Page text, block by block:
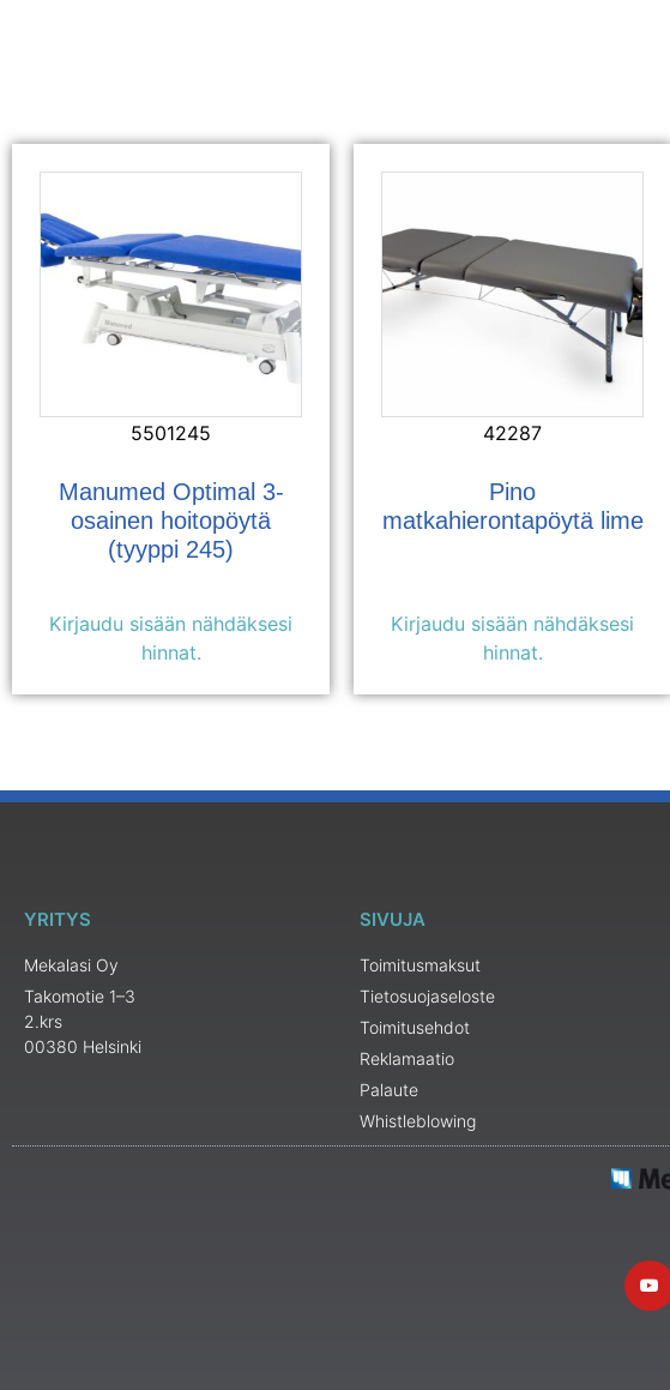
5501245
Manumed Optimal 3-
osainen hoitopöytä
(tyyppi 245)
Kirjaudu sisään nähdäksesi
hinnat.
42287
Pino
matkahierontapöytä lime
Kirjaudu sisään nähdäksesi
hinnat.
YRITYS
Mekalasi Oy
Takomotie 1–3
2.krs
00380 Helsinki
SIVUJA
Toimitusmaksut
Tietosuojaseloste
Toimitusehdot
Reklamaatio
Palaute
Whistleblowing